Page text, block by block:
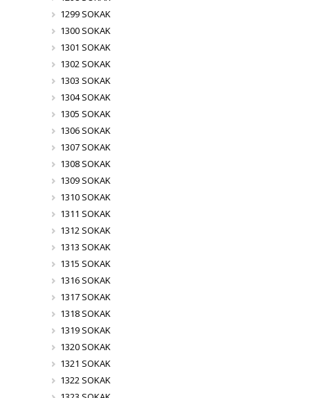
1299 SOKAK
1300 SOKAK
1301 SOKAK
1302 SOKAK
1303 SOKAK
1304 SOKAK
1305 SOKAK
1306 SOKAK
1307 SOKAK
1308 SOKAK
1309 SOKAK
1310 SOKAK
1311 SOKAK
1312 SOKAK
1313 SOKAK
1315 SOKAK
1316 SOKAK
1317 SOKAK
1318 SOKAK
1319 SOKAK
1320 SOKAK
1321 SOKAK
1322 SOKAK